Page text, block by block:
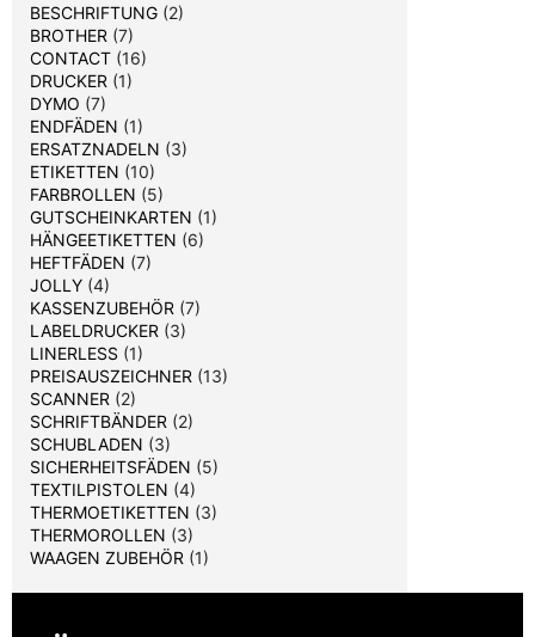
BESCHRIFTUNG (2)
BROTHER (7)
CONTACT (16)
DRUCKER (1)
DYMO (7)
ENDFÄDEN (1)
ERSATZNADELN (3)
ETIKETTEN (10)
FARBROLLEN (5)
GUTSCHEINKARTEN (1)
HÄNGEETIKETTEN (6)
HEFTFÄDEN (7)
JOLLY (4)
KASSENZUBEHÖR (7)
LABELDRUCKER (3)
LINERLESS (1)
PREISAUSZEICHNER (13)
SCANNER (2)
SCHRIFTBÄNDER (2)
SCHUBLADEN (3)
SICHERHEITSFÄDEN (5)
TEXTILPISTOLEN (4)
THERMOETIKETTEN (3)
THERMOROLLEN (3)
WAAGEN ZUBEHÖR (1)